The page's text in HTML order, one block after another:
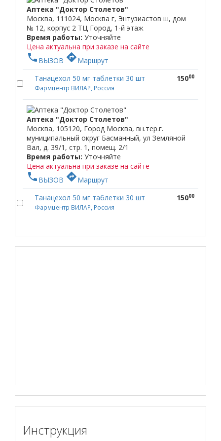
Аптека "Доктор Столетов"
Москва, 111024, Москва г, Энтузиастов ш, дом
№ 12, корпус 2 ТЦ Город, 1-й этаж
Время работы: Уточняйте
Цена актуальна при заказе на сайте
phone ВЫЗОВ directionsМаршрут
Танацехол 50 мг таблетки 30 шт
Фармцентр ВИЛАР, Россия
15000
Аптека "Доктор Столетов"
Москва, 105120, Город Москва, вн.тер.г.
муниципальный округ Басманный, ул Земляной
Вал, д. 39/1, стр. 1, помещ. 2/1
Время работы: Уточняйте
Цена актуальна при заказе на сайте
phone ВЫЗОВ directionsМаршрут
Танацехол 50 мг таблетки 30 шт
Фармцентр ВИЛАР, Россия
15000
Инструкция